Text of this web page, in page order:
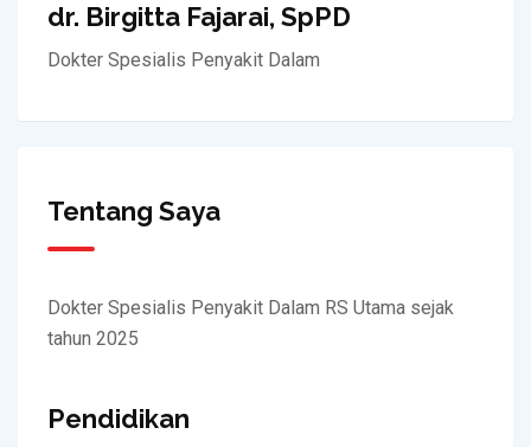
dr. Birgitta Fajarai, SpPD
Dokter Spesialis Penyakit Dalam
Tentang Saya
Dokter Spesialis Penyakit Dalam RS Utama sejak
tahun 2025
Pendidikan